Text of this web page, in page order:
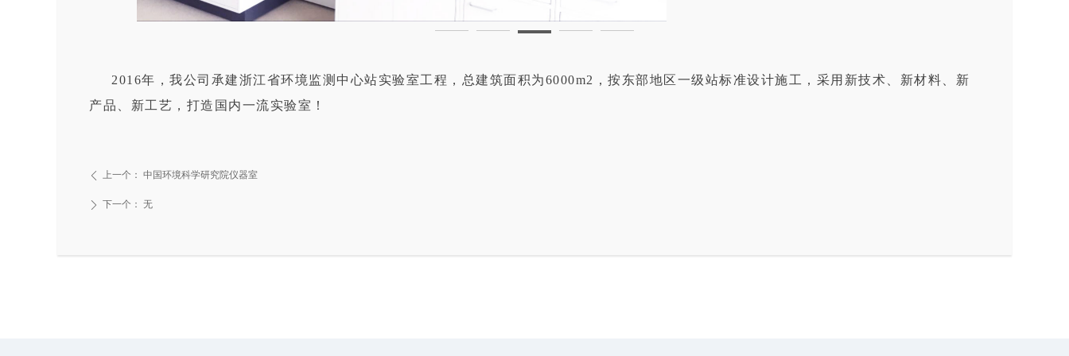
ꄴ 上一个： 中国环境科学研究院仪器室
ꄲ 下一个： 无
2016年，我公司承建浙江省环境监测中心站实验室工程，总建筑面积为6000m2，按东部地区一级站标准设计施工，采用新技术、新材料、新
产品、新工艺，打造国内一流实验室！